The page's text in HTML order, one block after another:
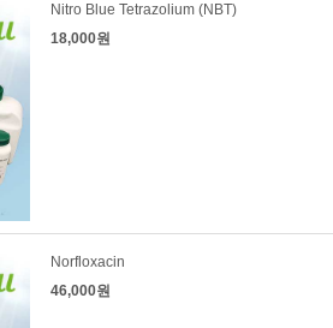
Nitro Blue Tetrazolium (NBT)
18,000원
Norfloxacin
46,000원